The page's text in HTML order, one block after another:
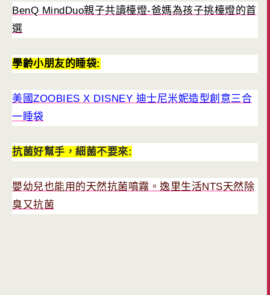
BenQ MindDuo親子共讀檯燈-爸媽為孩子挑檯燈的首
選
學齡小朋友的睡袋:
美國ZOOBIES X DISNEY 迪士尼米妮造型創意三合
一睡袋
抗菌好幫手，細菌不要來:
嬰幼兒也能用的天然抗菌噴霧。逸里生活NTS天然除
臭又抗菌